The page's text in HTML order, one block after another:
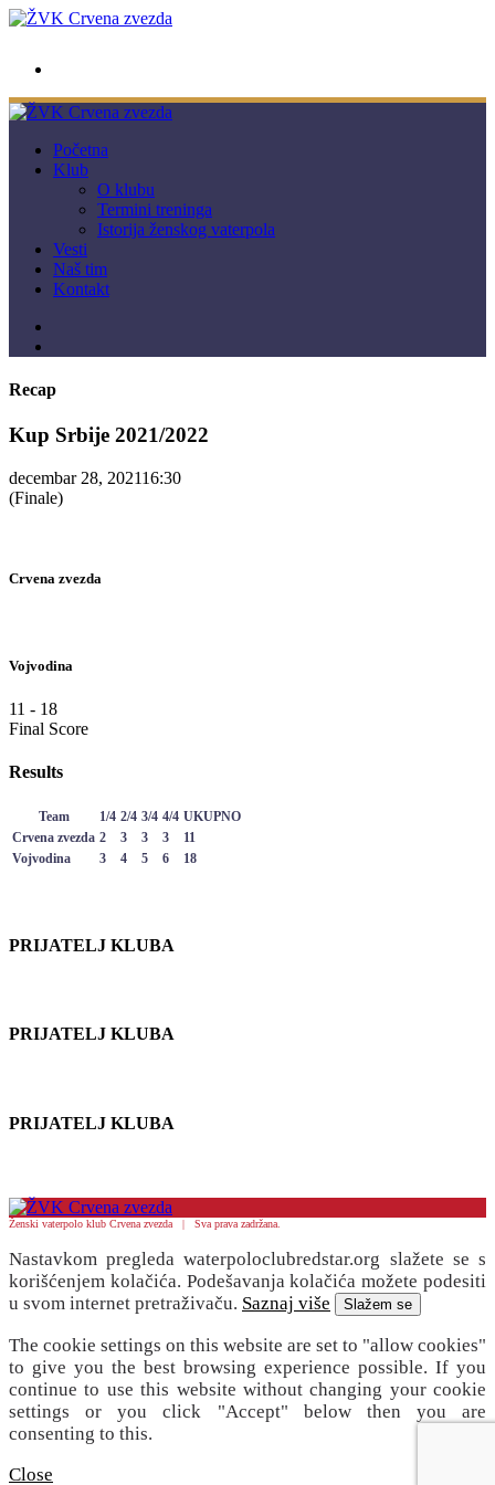
Početna
Klub
O klubu
Termini treninga
Istorija ženskog vaterpola
Vesti
Naš tim
Kontakt
Recap
Kup Srbije 2021/2022
decembar 28, 202116:30
(Finale)
Crvena zvezda
Vojvodina
11 - 18
Final Score
Results
Team 1/4 2/4 3/4 4/4 UKUPNO
Crvena zvezda 2 3 3 3
11
Vojvodina
3 4 5 6 18
PRIJATELJ KLUBA
PRIJATELJ KLUBA
PRIJATELJ KLUBA
Ženski vaterpolo klub Crvena zvezda | Sva prava zadržana.
Nastavkom pregleda waterpoloclubredstar.org slažete se s
korišćenjem kolačića. Podešavanja kolačića možete podesiti
u svom internet pretraživaču. Saznaj više Slažem se
The cookie settings on this website are set to "allow cookies"
to give you the best browsing experience possible. If you
continue to use this website without changing your cookie
settings or you click "Accept" below then you are
consenting to this.
Close